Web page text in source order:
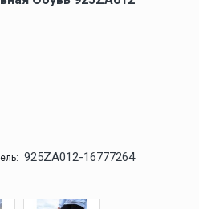
925ZA012-16777264